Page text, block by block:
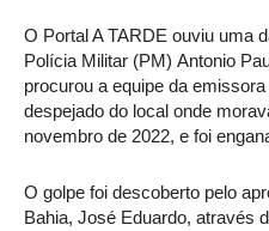
O Portal A TARDE ouviu uma
Polícia Militar (PM) Antonio
procurou a equipe da
despejado do local onde
novembro de 2022, e foi
O golpe foi descoberto pelo
Bahia, José Eduardo, através